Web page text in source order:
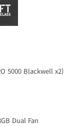
5000 Blackwell x2)
Dual Fan